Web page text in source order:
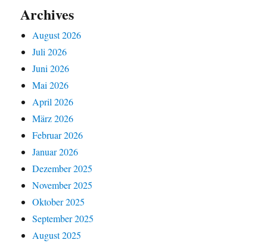
Archives
August 2026
Juli 2026
Juni 2026
Mai 2026
April 2026
März 2026
Februar 2026
Januar 2026
Dezember 2025
November 2025
Oktober 2025
September 2025
August 2025